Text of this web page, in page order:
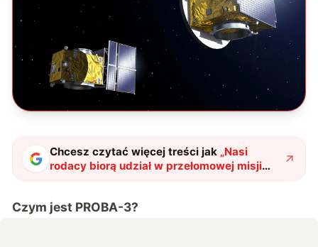
Chcesz czytać więcej treści jak „Nasi
rodacy biorą udział w przełomowej misji
dotyczącej Słońca. O kulisach PROBA-3
Czym jest PROBA-3?